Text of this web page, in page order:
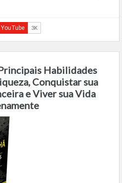
Habilidades
Conquistar sua
e Viver sua Vida